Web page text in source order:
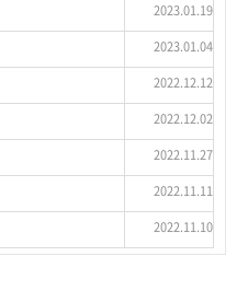
2023.01.19
2023.01.04
2022.12.12
2022.12.02
2022.11.27
2022.11.11
2022.11.10